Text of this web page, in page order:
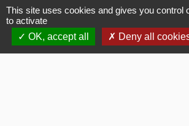
This site uses cookies and gives you control
to activate
OK, accept all
Deny all